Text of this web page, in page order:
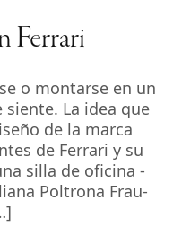
Ferrari
o montarse en un
siente. La idea que
de la marca
de Ferrari y su
silla de oficina -
Poltrona Frau-